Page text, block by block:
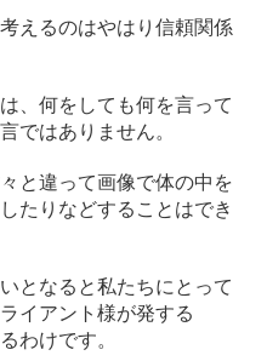
えるのはやはり信頼関係
、何をしても何を言って
ではありません。
と違って画像で体の中を
たりなどすることはでき
となると私たちにとって
イアント様が発する
わけです。